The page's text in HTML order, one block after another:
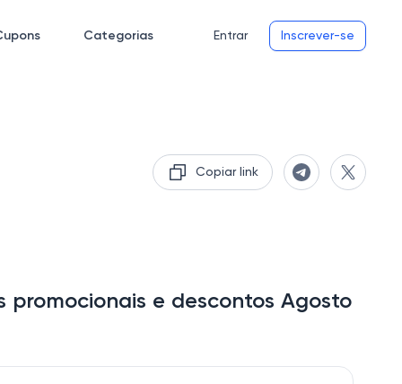
Categorias Entrar Inscrever-se
Copiar link
promocionais e descontos Agosto